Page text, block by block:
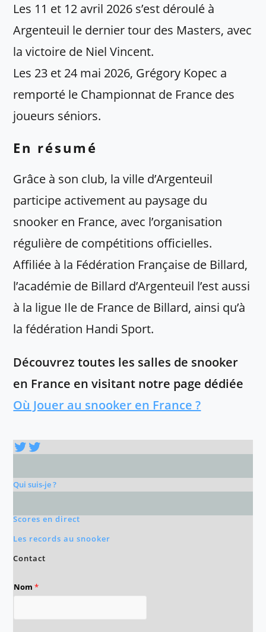
Les 11 et 12 avril 2026 s’est déroulé à
Argenteuil le dernier tour des Masters, avec
la victoire de Niel Vincent.
Les 23 et 24 mai 2026, Grégory Kopec a
remporté le Championnat de France des
joueurs séniors.
En résumé
Grâce à son club, la ville d’Argenteuil
participe activement au paysage du
snooker en France, avec l’organisation
régulière de compétitions officielles.
Affiliée à la Fédération Française de Billard,
l’académie de Billard d’Argenteuil l’est aussi
à la ligue Ile de France de Billard, ainsi qu’à
la fédération Handi Sport.
Découvrez toutes les salles de snooker
en France en visitant notre page dédiée
Où Jouer au snooker en France ?
Twitter
Twitter
Qui suis-je ?
Scores en direct
Les records au snooker
Contact
Nom*